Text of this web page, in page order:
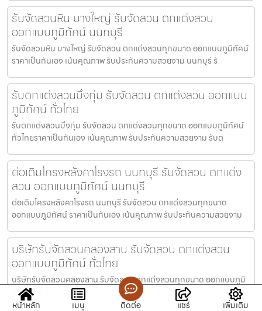
รับจัดสวนหิน บางใหญ่ รับจัดสวน ตกแต่งสวน
ออกแบบภูมิทัศน์ นนทบุรี
รับจัดสวนหิน บางใหญ่ รับจัดสวน ตกแต่งสวนทุกขนาด ออกแบบภูมิทัศน์
ราคาเป็นกันเอง เน้นคุณภาพ รับประกันความสวยงาม นนทบุรี รั
รับตกแต่งสวนบึงกุ่ม รับจัดสวน ตกแต่งสวน ออกแบบ
ภูมิทัศน์ ทั่วไทย
รับตกแต่งสวนบึงกุ่ม รับจัดสวน ตกแต่งสวนทุกขนาด ออกแบบภูมิทัศน์
ทั่วไทยราคาเป็นกันเอง เน้นคุณภาพ รับประกันความสวยงาม รับต
ต่อเติมโครงหลังคาโรงรถ นนทบุรี รับจัดสวน ตกแต่ง
สวน ออกแบบภูมิทัศน์ นนทบุรี
ต่อเติมโครงหลังคาโรงรถ นนทบุรี รับจัดสวน ตกแต่งสวนทุกขนาด
ออกแบบภูมิทัศน์ ราคาเป็นกันเอง เน้นคุณภาพ รับประกันความสวยงาม
บริษัทรับจัดสวนคลองสาน รับจัดสวน ตกแต่งสวน
ออกแบบภูมิทัศน์ ทั่วไทย
บริษัทรับจัดสวนคลองสาน รับจัดสวน ตกแต่งสวนทุกขนาด ออกแบบภูมิ
ทัศน์ ทั่วไทยราคาเป็นกันเอง เน้นคุณภาพ รับประกันความสวยงาม บ
หน้าหลัก
เมนู ติดต่อ แชร์ เพิ่มเติม